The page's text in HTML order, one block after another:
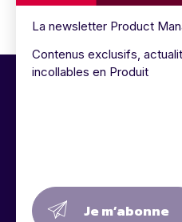
La newsletter Product
Contenus exclusifs,
incollables en Produit
Je m’abonne